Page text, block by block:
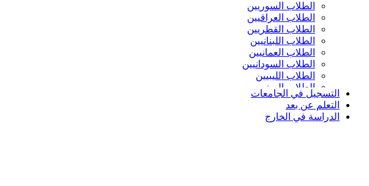
الطلاب السوريين
الطلاب العراقيين
الطلاب القطريين
الطلاب اللبنانيين
الطلاب العمانيين
الطلاب السودانيين
الطلاب الليبيين
الطلاب اليمنيين
التسجيل في الجامعات
التعلم عن بعد
الدراسة في الخارج